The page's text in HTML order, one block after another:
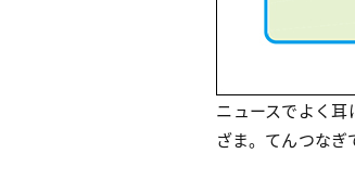
ニュースでよく
ざま。てんつなぎ